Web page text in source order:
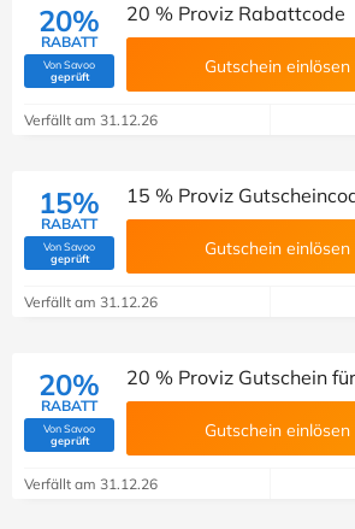
20%
RABATT
Von Savoo
geprüft(Von Savoo geprüft)
20 % Proviz Rabattcode
Gutschein einlösen
Verfällt am 31.12.26
15%
RABATT
Von Savoo
geprüft(Von Savoo geprüft)
15 % Proviz
Gutschein einlösen
Verfällt am 31.12.26
20%
RABATT
Von Savoo
geprüft(Von Savoo geprüft)
20 % Proviz Gutschein
Gutschein einlösen
Verfällt am 31.12.26